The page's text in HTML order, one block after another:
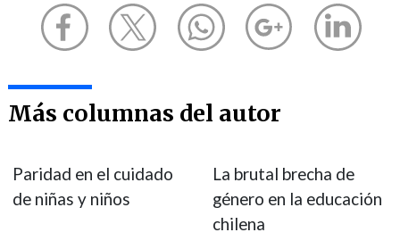
Más columnas del autor
Paridad en el cuidado
de niñas y niños
La brutal brecha de
género en la educación
chilena